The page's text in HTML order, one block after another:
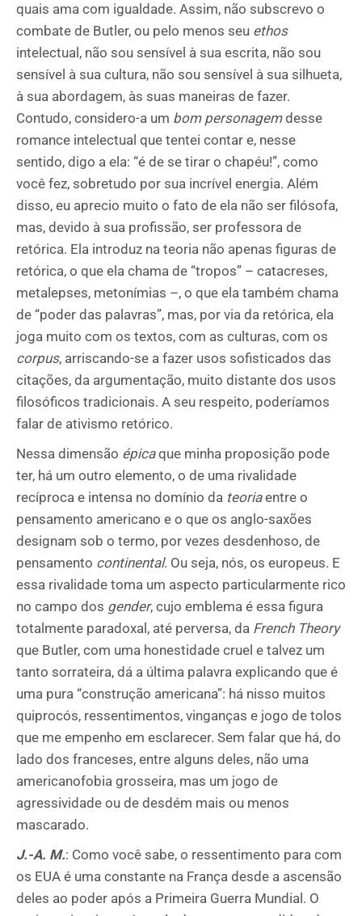
quais ama com igualdade. Assim, não subscrevo o
combate de Butler, ou pelo menos seu ethos
intelectual, não sou sensível à sua escrita, não sou
sensível à sua cultura, não sou sensível à sua silhueta,
à sua abordagem, às suas maneiras de fazer.
Contudo, considero-a um bom personagemdesse
romance intelectual que tentei contar e, nesse
sentido, digo a ela: “é de se tirar o chapéu!”, como
você fez, sobretudo por sua incrível energia. Além
disso, eu aprecio muito o fato de ela não ser filósofa,
mas, devido à sua profissão, ser professora de
retórica. Ela introduz na teoria não apenas figuras de
retórica, o que ela chama de “tropos” – catacreses,
metalepses, metonímias –, o que ela também chama
de “poder das palavras”, mas, por via da retórica, ela
joga muito com os textos, com as culturas, com os
corpus, arriscando-se a fazer usos sofisticados das
citações, da argumentação, muito distante dos usos
filosóficos tradicionais. A seu respeito, poderíamos
falar de ativismo retórico.
Nessa dimensão épicaque minha proposição pode
ter, há um outro elemento, o de uma rivalidade
recíproca e intensa no domínio da teoriaentre o
pensamento americano e o que os anglo-saxões
designam sob o termo, por vezes desdenhoso, de
pensamento continental. Ou seja, nós, os europeus. E
essa rivalidade toma um aspecto particularmente rico
no campo dos gender, cujo emblema é essa figura
totalmente paradoxal, até perversa, da French Theory
que Butler, com uma honestidade cruel e talvez um
tanto sorrateira, dá a última palavra explicando que é
uma pura “construção americana”: há nisso muitos
quiprocós, ressentimentos, vinganças e jogo de tolos
que me empenho em esclarecer. Sem falar que há, do
lado dos franceses, entre alguns deles, não uma
americanofobia grosseira, mas um jogo de
agressividade ou de desdém mais ou menos
mascarado.
J.-A. M.: Como você sabe, o ressentimento para com
os EUA é uma constante na França desde a ascensão
deles ao poder após a Primeira Guerra Mundial. O